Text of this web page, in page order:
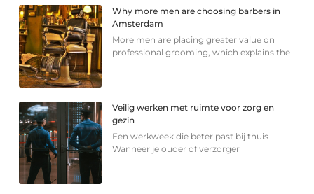
Why more men are choosing barbers in
Amsterdam
More men are placing greater value on
professional grooming, which explains the
Veilig werken met ruimte voor zorg en
gezin
Een werkweek die beter past bij thuis
Wanneer je ouder of verzorger